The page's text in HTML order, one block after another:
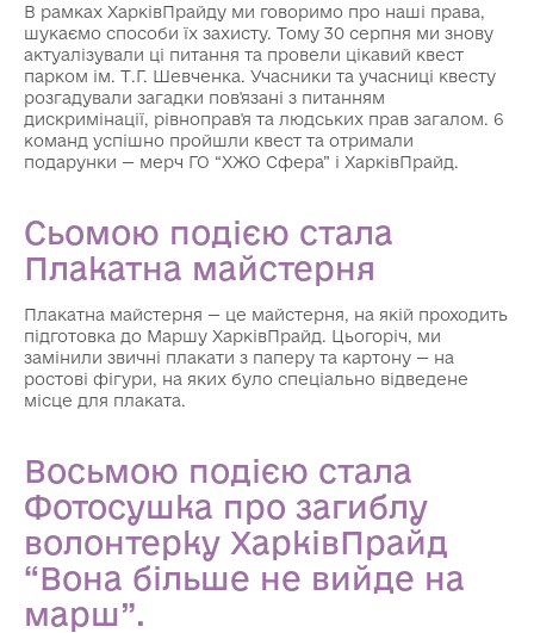
В рамках ХарківПрайду ми говоримо про наші права,
шукаємо способи їх захисту. Тому 30 серпня ми знову
актуалізували ці питання та провели цікавий квест
парком ім. Т.Г. Шевченка. Учасники та учасниці квесту
розгадували загадки пов'язані з питанням
дискримінації, рівноправ'я та людських прав загалом. 6
команд успішно пройшли квест та отримали
подарунки — мерч ГО “ХЖО Сфера” і ХарківПрайд.
Сьомою подією стала
Плакатна майстерня
Плакатна майстерня — це майстерня, на якій проходить
підготовка до Маршу ХарківПрайд. Цьогоріч, ми
замінили звичні плакати з паперу та картону — на
ростові фігури, на яких було спеціально відведене
місце для плаката.
Восьмою подією стала
Фотосушка про загиблу
волонтерку ХарківПрайд
“Вона більше не вийде на
марш”.